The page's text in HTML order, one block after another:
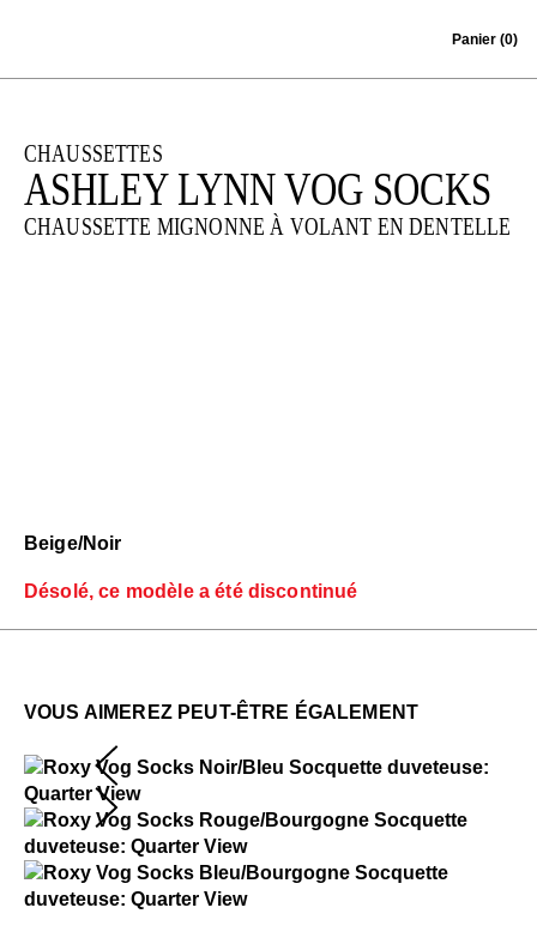
Panier (0)
CHAUSSETTES
ASHLEY LYNN VOG SOCKS
CHAUSSETTE MIGNONNE À VOLANT EN DENTELLE
Beige/Noir
Désolé, ce modèle a été discontinué
VOUS AIMEREZ PEUT-ÊTRE ÉGALEMENT
Roxy Vog Socks
Roxy Vog Socks